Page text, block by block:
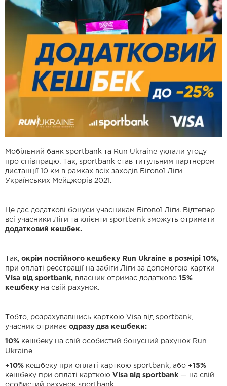
Мобільний банк sportbank та Run Ukraine уклали угоду
про співпрацю. Так, sportbank став титульним партнером
дистанції 10 км в рамках всіх заходів Бігової Ліги
Українських Мейджорів 2021.
Це дає додаткові бонуси учасникам Бігової Ліги. Відтепер
всі учасники Ліги та клієнти sportbank зможуть отримати
додатковий кешбек.
Так, окрім постійного кешбеку Run Ukraine в розмірі 10%,
при оплаті реєстрації на забіги Ліги за допомогою картки
Visa від sportbank, власник отримає додатково 15%
кешбеку на свій рахунок.
Тобто, розрахувавшись карткою Visa від sportbank,
учасник отримає одразу два кешбеки:
10% кешбеку на свій особистий бонусний рахунок Run
Ukraine
+10% кешбеку при оплаті карткою sportbank, або +15%
кешбеку при оплаті карткою Visa від sportbank — на свій